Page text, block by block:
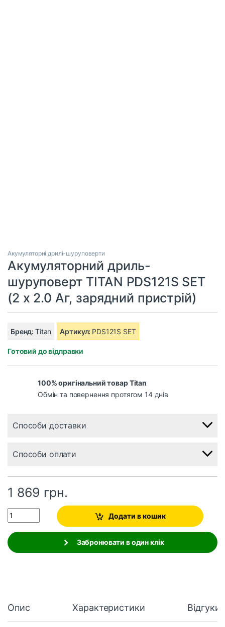
Акумуляторні дрилі-шуруповерти
Акумуляторний дриль-
шуруповерт TITAN PDS121S SET
(2 х 2.0 Аг, зарядний пристрій)
Бренд:Titan Артикул: PDS121S SET
Готовий до відправки
100% оригінальний товар Titan
Обмін та повернення протягом 14 днів
Способи доставки
Способи оплати
1 869 грн.
Quantity
Додати в кошик
Забронювати в один клік
Опис Характеристики Відгуки